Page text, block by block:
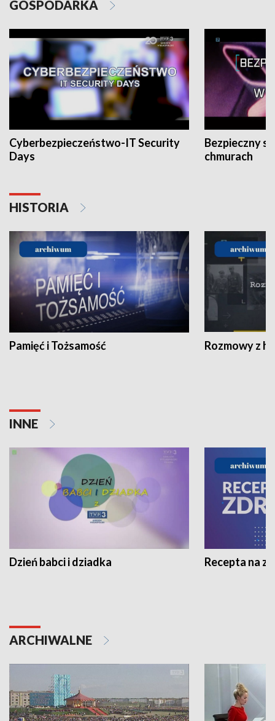
GOSPODARKA
Cyberbezpieczeństwo-IT Security
Days
Bezpieczny
chmurach
HISTORIA
Pamięć i Tożsamość Rozmowy z
INNE
Dzień babci i dziadka Recepta na
ARCHIWALNE